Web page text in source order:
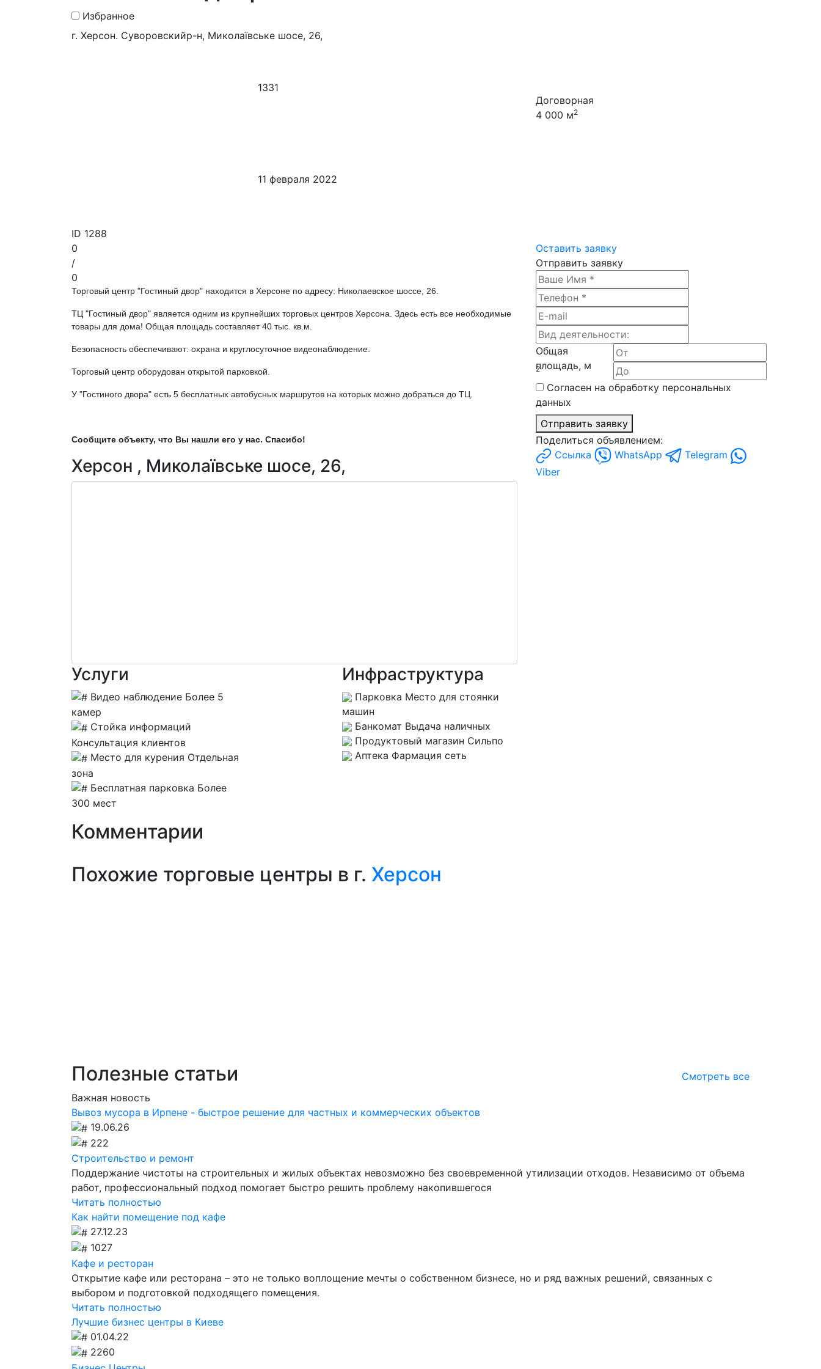
Избранное
г. Херсон. Суворовскийр-н, Миколаївське шосе, 26,
1331
11 февраля 2022
ID 1288
Договорная
4 000 м2
0
/
0
Торговый центр "Гостиный двор" находится в Херсоне по адресу: Николаевское шоссе, 26.
ТЦ "Гостиный двор" является одним из крупнейших торговых центров Херсона. Здесь есть все необходимые
товары для дома! Общая площадь составляет 40 тыс. кв.м.
Безопасность обеспечивают: охрана и круглосуточное видеонаблюдение.
Торговый центр оборудован открытой парковкой.
У "Гостиного двора" есть 5 бесплатных автобусных маршрутов на которых можно добраться до ТЦ.
Сообщите объекту, что Вы нашли его у нас. Спасибо!
Херсон , Миколаївське шосе, 26,
Услуги
Видео наблюдение Более 5
камер
Стойка информаций
Консультация клиентов
Место для курения Отдельная
зона
Бесплатная парковка Более
300 мест
Инфраструктура
Парковка Место для стоянки
машин
Банкомат Выдача наличных
Продуктовый магазин Сильпо
Аптека Фармация сеть
Комментарии
Оставить заявку
Отправить заявку
Общая
площадь, м
2
Согласен на обработку персональных
данных
Отправить заявку
Поделиться объявлением:
Ссылка
WhatsApp
Telegram
Viber
Похожие торговые центры в г. Херсон
Полезные статьи
Смотреть все
Важная новость
Вывоз мусора в Ирпене - быстрое решение для частных и коммерческих объектов
19.06.26
222
Строительство и ремонт
Поддержание чистоты на строительных и жилых объектах невозможно без своевременной утилизации отходов. Независимо от объема
работ, профессиональный подход помогает быстро решить проблему накопившегося
Читать полностью
Как найти помещение под кафе
27.12.23
1027
Кафе и ресторан
Открытие кафе или ресторана – это не только воплощение мечты о собственном бизнесе, но и ряд важных решений, связанных с
выбором и подготовкой подходящего помещения.
Читать полностью
Лучшие бизнес центры в Киеве
01.04.22
2260